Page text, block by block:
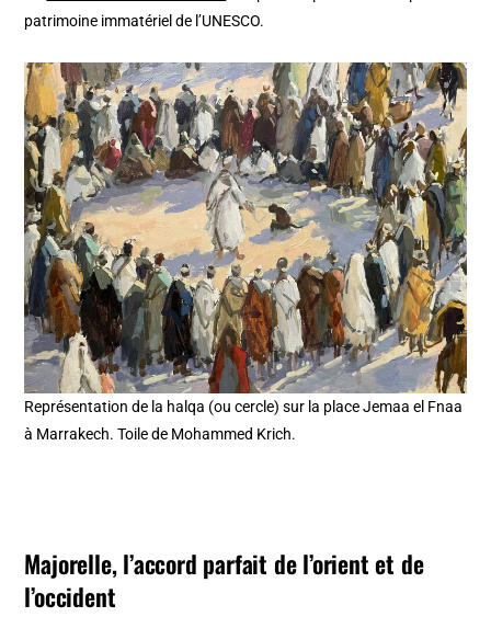
patrimoine immatériel de l’UNESCO.
Représentation de la halqa (ou cercle) sur la place Jemaa el Fnaa
à Marrakech. Toile de Mohammed Krich.
Majorelle, l’accord parfait de l’orient et de
l’occident